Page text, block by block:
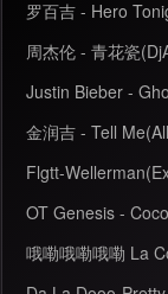
周杰伦 - 青花瓷